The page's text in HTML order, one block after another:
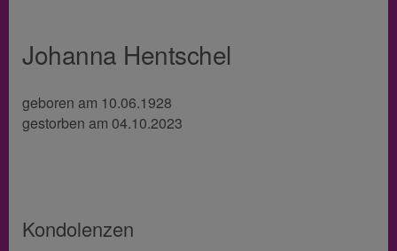
Johanna Hentschel
geboren am 10.06.1928
gestorben am 04.10.2023
Kondolenzen